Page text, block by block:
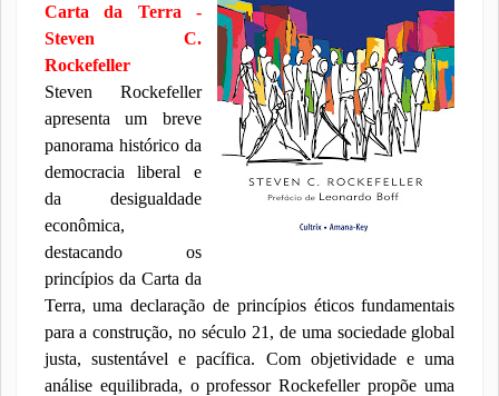
Carta da Terra -
Steven C.
Rockefeller
Steven Rockefeller
apresenta um breve
panorama histórico da
democracia liberal e
da desigualdade
econômica,
destacando os
princípios da Carta da
Terra, uma declaração de princípios éticos fundamentais
para a construção, no século 21, de uma sociedade global
justa, sustentável e pacífica. Com objetividade e uma
análise equilibrada, o professor Rockefeller propõe uma